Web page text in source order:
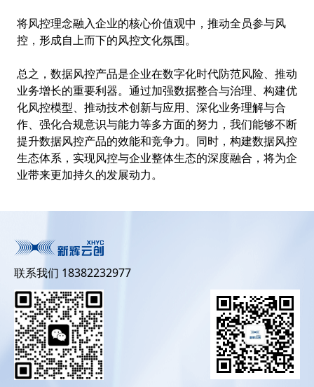
将风控理念融入企业的核心价值观中，推动全员参与风
控，形成自上而下的风控文化氛围。
总之，数据风控产品是企业在数字化时代防范风险、推动
业务增长的重要利器。通过加强数据整合与治理、构建优
化风控模型、推动技术创新与应用、深化业务理解与合
作、强化合规意识与能力等多方面的努力，我们能够不断
提升数据风控产品的效能和竞争力。同时，构建数据风控
生态体系，实现风控与企业整体生态的深度融合，将为企
业带来更加持久的发展动力。
联系我们 18382232977